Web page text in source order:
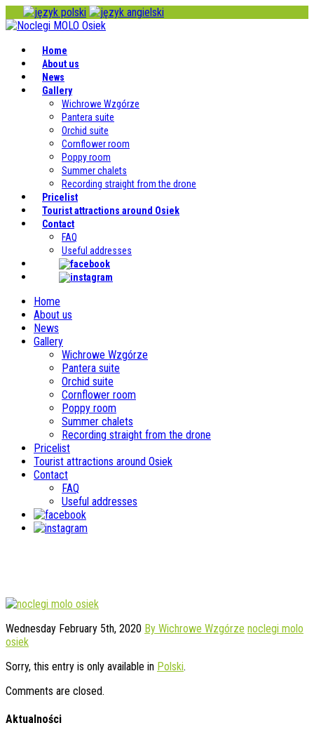
Home
About us
News
Gallery
Wichrowe Wzgórze
Pantera suite
Orchid suite
Cornflower room
Poppy room
Summer chalets
Recording straight from the drone
Pricelist
Tourist attractions around Osiek
Contact
FAQ
Useful addresses
Home
About us
News
Gallery
Wichrowe Wzgórze
Pantera suite
Orchid suite
Cornflower room
Poppy room
Summer chalets
Recording straight from the drone
Pricelist
Tourist attractions around Osiek
Contact
FAQ
Useful addresses
się przeziębienia nie boimy!
Wednesday February 5th, 2020 By Wichrowe Wzgórze noclegi molo
osiek
Sorry, this entry is only available in Polski.
Comments are closed.
Aktualności